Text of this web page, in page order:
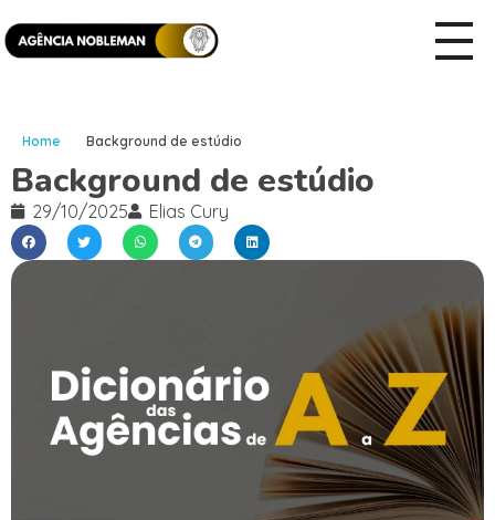
Home Background de estúdio
Background de estúdio
29/10/2025 Elias Cury